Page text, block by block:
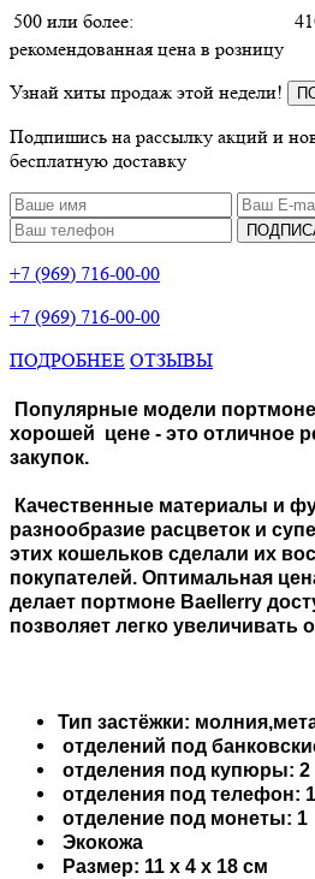
500 или более:
рекомендованная цена в розницу
Узнай хиты продаж этой недели!
Подпишись на рассылку акций и
бесплатную доставку
+7 (969) 716-00-00
+7 (969) 716-00-00
ПОДРОБНЕЕ ОТЗЫВЫ
Популярные модели портмоне
хорошей цене - это отличное
закупок.
Качественные материалы и
разнообразие расцветок и
этих кошельков сделали их
покупателей. Оптимальная
делает портмоне Baellerry
позволяет легко
Тип застёжки:
отделений под
отделения под купюры: 2
отделения под телефон: 1
отделение под монеты: 1
Экокожа
Размер: 11 x 4 x 18 см